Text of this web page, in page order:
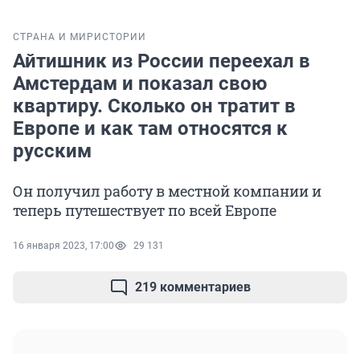
СТРАНА И МИР ИСТОРИИ
Айтишник из России переехал в
Амстердам и показал свою
квартиру. Сколько он тратит в
Европе и как там относятся к
русским
Он получил работу в местной компании и
теперь путешествует по всей Европе
16 января 2023, 17:00 29 131
219 комментариев